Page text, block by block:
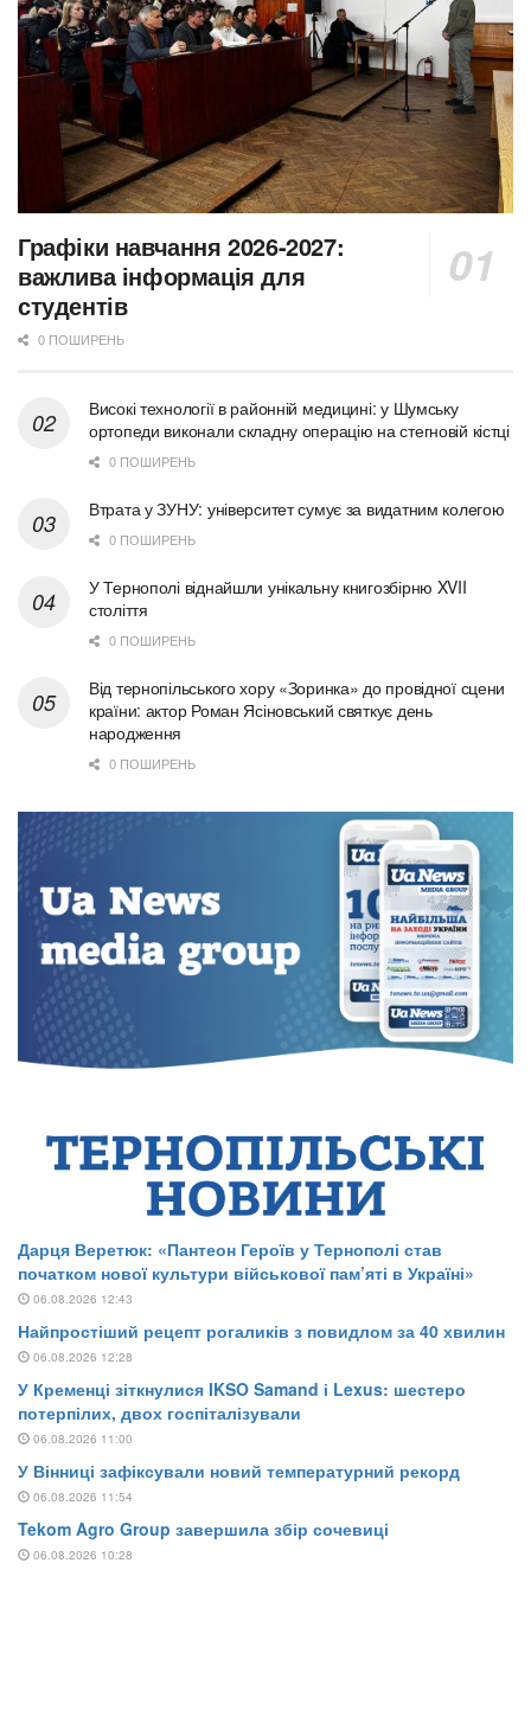
Графіки навчання 2026-2027:
важлива інформація для
студентів
0 ПОШИРЕНЬ
Високі технології в районній медицині: у Шумську
ортопеди виконали складну операцію на стегновій кістці
0 ПОШИРЕНЬ
Втрата у ЗУНУ: університет сумує за видатним колегою
0 ПОШИРЕНЬ
У Тернополі віднайшли унікальну книгозбірню XVII
століття
0 ПОШИРЕНЬ
Від тернопільського хору «Зоринка» до провідної сцени
країни: актор Роман Ясіновський святкує день
народження
0 ПОШИРЕНЬ